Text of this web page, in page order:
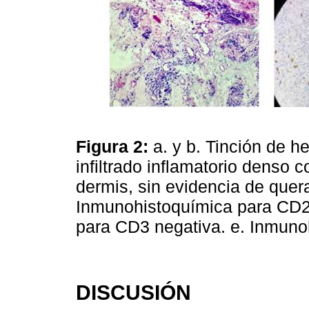
Figura 2: a. y b. Tinción de
infiltrado inflamatorio denso
dermis, sin evidencia de
Inmunohistoquímica para
para CD3 negativa. e.
DISCUSIÓN